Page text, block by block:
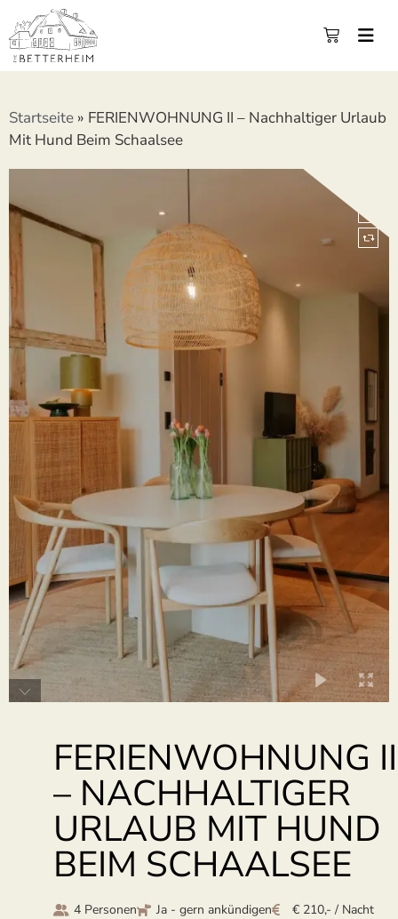
Startseite » FERIENWOHNUNG II – Nachhaltiger Urlaub
Mit Hund Beim Schaalsee
FERIENWOHNUNG II
– NACHHALTIGER
URLAUB MIT HUND
BEIM SCHAALSEE
4 Personen Ja - gern ankündigen
€ 210,- / Nacht